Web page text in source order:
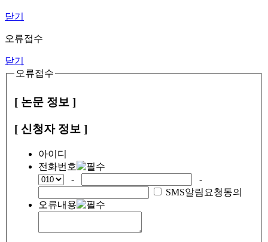
닫기
오류접수
닫기
오류접수
[ 논문 정보 ]
[ 신청자 정보 ]
아이디
전화번호
-
-
SMS알림요청동의
오류내용